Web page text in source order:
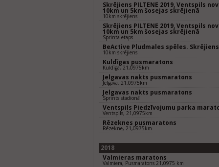
Skrējiens PILTENE 2019, Ventspils
10km un 5km šosejas skrējienā
10km skrējiens
Skrējiens PILTENE 2019, Ventspils
10km un 5km šosejas skrējienā
Sprinta etaps
BeActive Pludmales spēles.
10km skrējiens
Kuldīgas pusmaratons
Kuldīga, 21,0975km
Jelgavas nakts pusmaratons
Jelgava, 21,0975km
Jelgavas nakts pusmaratons
Sprints stadionā
Ventspils Piedzīvojumu parka
Ventspils, 21,0975km
Rēzeknes pusmaratons
Rēzekne, 21,0975km
2018
Valmieras maratons
Valmiera, Pusmaratons 21,0975 km